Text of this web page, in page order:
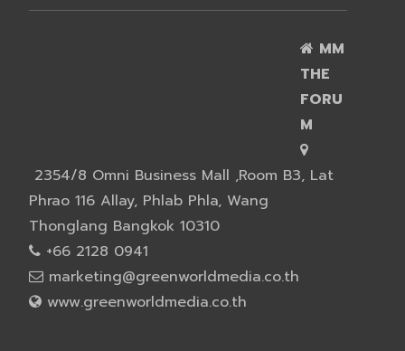
MM
THE
FORU
M
2354/8 Omni Business Mall ,Room B3, Lat
Phrao 116 Allay, Phlab Phla, Wang
Thonglang Bangkok 10310
+66 2128 0941
marketing@greenworldmedia.co.th
www.greenworldmedia.co.th